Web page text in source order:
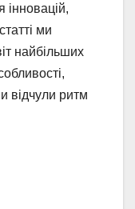
ми
найбільших
відчули ритм